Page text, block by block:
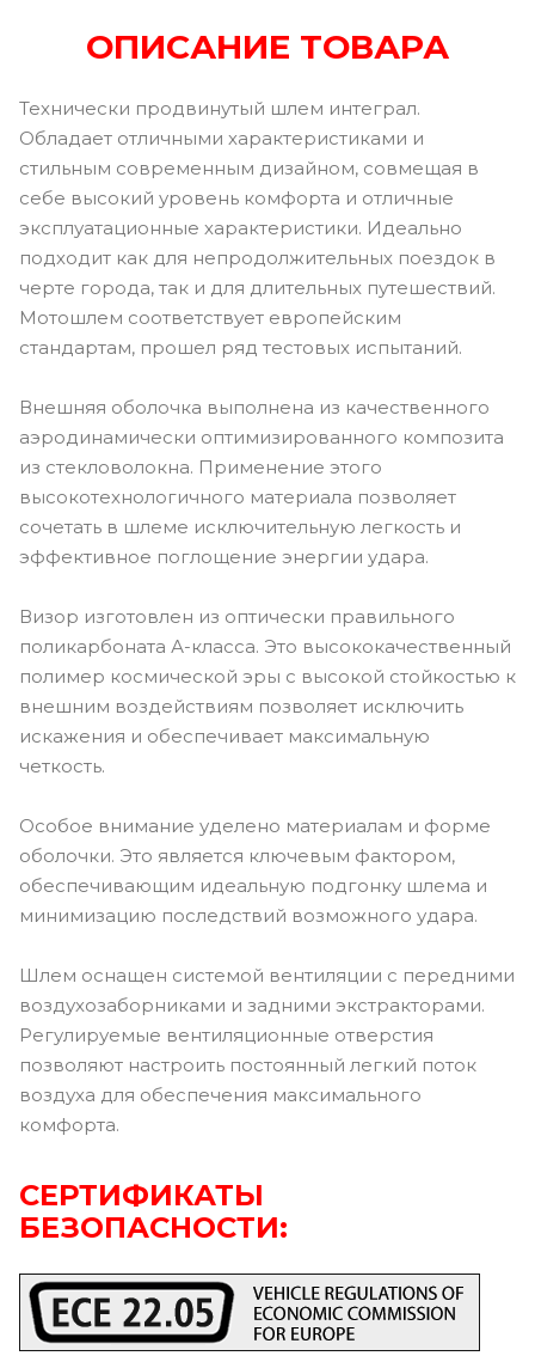
ОПИСАНИЕ ТОВАРА
Технически продвинутый шлем интеграл.
Обладает отличными характеристиками и
стильным современным дизайном, совмещая в
себе высокий уровень комфорта и отличные
эксплуатационные характеристики. Идеально
подходит как для непродолжительных поездок в
черте города, так и для длительных путешествий.
Мотошлем соответствует европейским
стандартам, прошел ряд тестовых испытаний.
Внешняя оболочка выполнена из качественного
аэродинамически оптимизированного композита
из стекловолокна. Применение этого
высокотехнологичного материала позволяет
сочетать в шлеме исключительную легкость и
эффективное поглощение энергии удара.
Визор изготовлен из оптически правильного
поликарбоната А-класса. Это высококачественный
полимер космической эры с высокой стойкостью к
внешним воздействиям позволяет исключить
искажения и обеспечивает максимальную
четкость.
Особое внимание уделено материалам и форме
оболочки. Это является ключевым фактором,
обеспечивающим идеальную подгонку шлема и
минимизацию последствий возможного удара.
Шлем оснащен системой вентиляции с передними
воздухозаборниками и задними экстракторами.
Регулируемые вентиляционные отверстия
позволяют настроить постоянный легкий поток
воздуха для обеспечения максимального
комфорта.
СЕРТИФИКАТЫ
БЕЗОПАСНОСТИ: